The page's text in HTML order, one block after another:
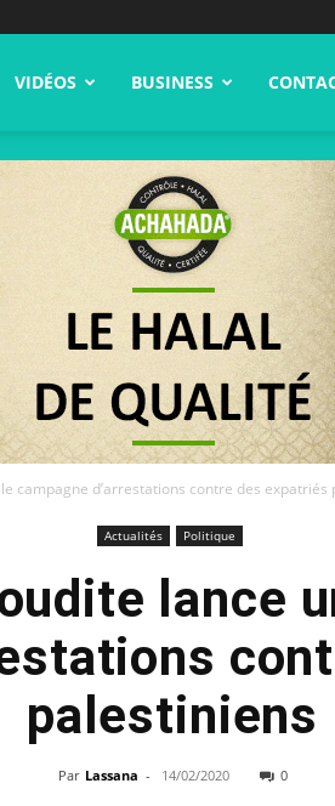
VIDÉOS BUSINESS
campagne d’arrestations contre des expatriés
Actualités Politique
lance
palestiniens
Par Lassana - 14/02/2020 0